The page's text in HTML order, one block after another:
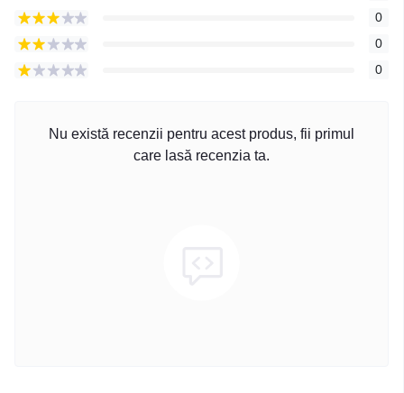
0
0
0
Nu există recenzii pentru acest produs, fii primul
care lasă recenzia ta.